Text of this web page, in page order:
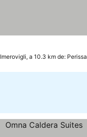
Imerovigli, a 10.3 km de: Perissa